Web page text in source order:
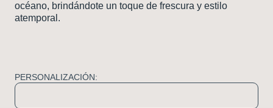
océano, brindándote un toque de frescura y estilo
atemporal.
PERSONALIZACIÓN: